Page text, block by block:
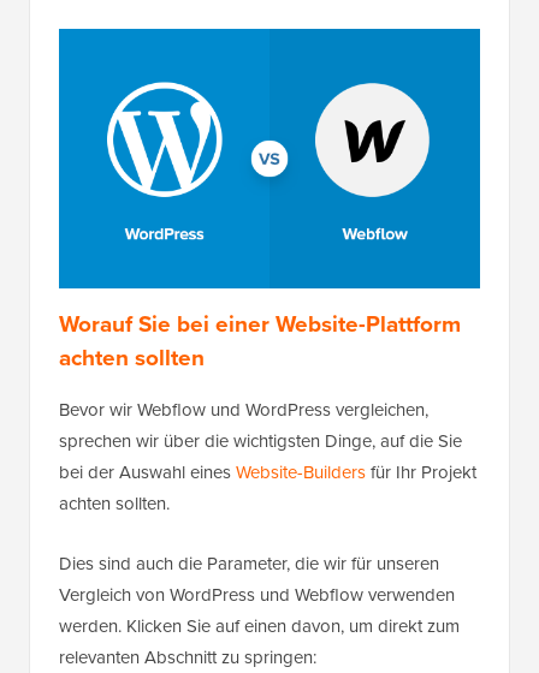
Worauf Sie bei einer Website-Plattform
achten sollten
Bevor wir Webflow und WordPress vergleichen,
sprechen wir über die wichtigsten Dinge, auf die Sie
bei der Auswahl einesWebsite-Buildersfür Ihr Projekt
achten sollten.
Dies sind auch die Parameter, die wir für unseren
Vergleich von WordPress und Webflow verwenden
werden. Klicken Sie auf einen davon, um direkt zum
relevanten Abschnitt zu springen: